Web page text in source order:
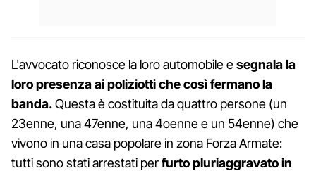
L'avvocato riconosce la loro automobile esegnala la
loro presenza ai poliziotti che così fermano la
banda.Questa è costituita da quattro persone (un
23enne, una 47enne, una 4oenne e un 54enne) che
vivono in una casa popolare in zona Forza Armate:
tutti sono stati arrestati perfurto pluriaggravato in